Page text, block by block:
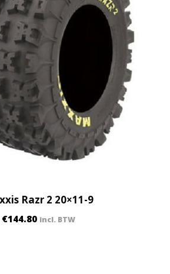
Razr 2 20×11-9
€144.80 incl. BTW